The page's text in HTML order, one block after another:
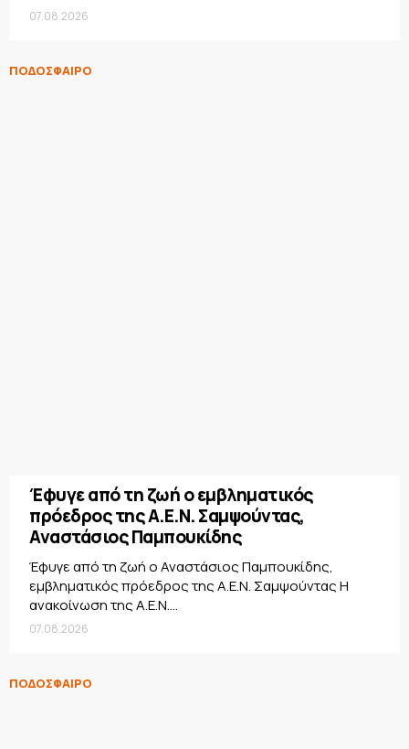
07.08.2026
ΠΟΔΟΣΦΑΙΡΟ
Έφυγε από τη ζωή ο εμβληματικός
πρόεδρος της Α.Ε.Ν. Σαμψούντας,
Αναστάσιος Παμπουκίδης
Έφυγε από τη ζωή ο Αναστάσιος Παμπουκίδης,
εμβληματικός πρόεδρος της Α.Ε.Ν. Σαμψούντας Η
ανακοίνωση της Α.Ε.Ν....
07.08.2026
ΠΟΔΟΣΦΑΙΡΟ